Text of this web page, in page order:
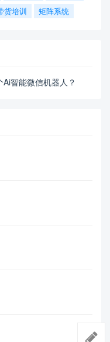
货培训 矩阵系统
智能微信机器人？